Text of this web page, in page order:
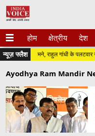
होम क्षेत्रीय देश
न्यूज़ फ्लैश
आमने-सामने, राहुल गांधी के पलटवार से
Ayodhya Ram Mandir